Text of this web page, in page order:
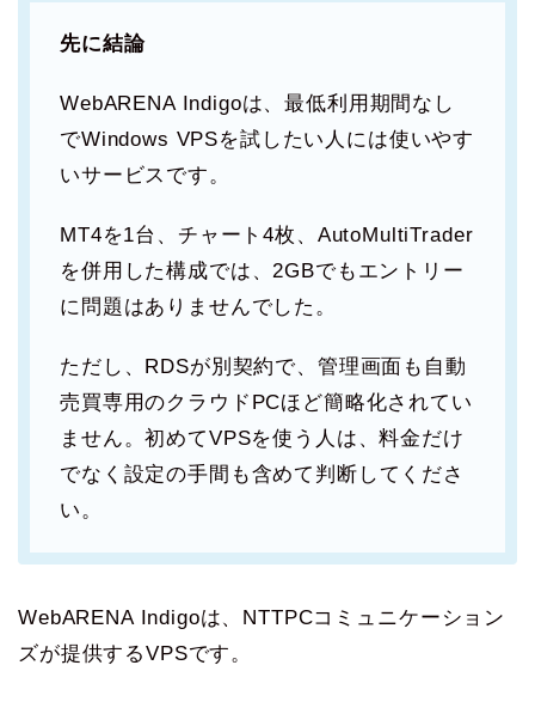
先に結論
WebARENA Indigoは、最低利用期間なし
でWindows VPSを試したい人には使いやす
いサービスです。
MT4を1台、チャート4枚、AutoMultiTrader
を併用した構成では、2GBでもエントリー
に問題はありませんでした。
ただし、RDSが別契約で、管理画面も自動
売買専用のクラウドPCほど簡略化されてい
ません。初めてVPSを使う人は、料金だけ
でなく設定の手間も含めて判断してくださ
い。
WebARENA Indigoは、NTTPCコミュニケーション
ズが提供するVPSです。